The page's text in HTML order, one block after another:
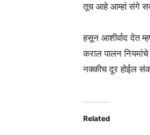
तूच आहे आम्हां संगे
हसून आशीर्वाद देत
कराल पालन नियमांचे
नक्कीच दूर होईल
Related